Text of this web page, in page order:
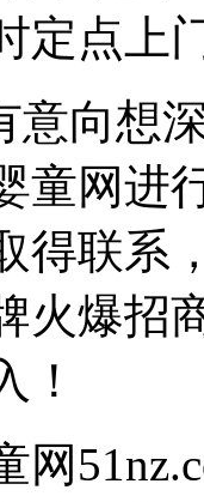
定点上
意向想
童网进
得联系
火爆招
！
网